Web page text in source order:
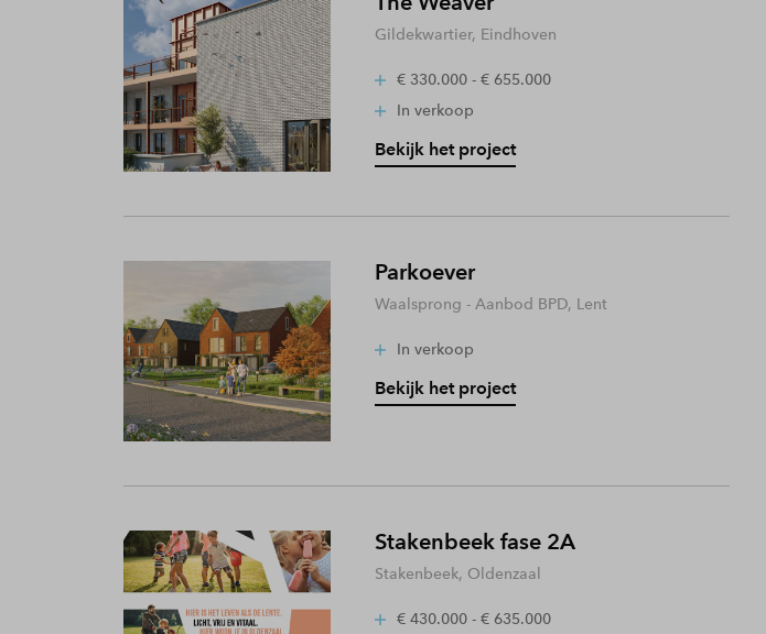
Gildekwartier, Eindhoven
€ 330.000 - € 655.000
In verkoop
Bekijk het project
Parkoever
Waalsprong - Aanbod BPD, Lent
In verkoop
Bekijk het project
Stakenbeek fase 2A
Stakenbeek, Oldenzaal
€ 430.000 - € 635.000